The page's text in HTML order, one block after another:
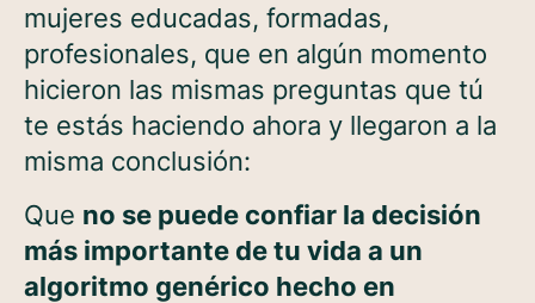
mujeres educadas, formadas,
profesionales, que en algún momento
hicieron las mismas preguntas que tú
te estás haciendo ahora y llegaron a la
misma conclusión:
Que no se puede confiar la decisión
más importante de tu vida a un
algoritmo genérico hecho en